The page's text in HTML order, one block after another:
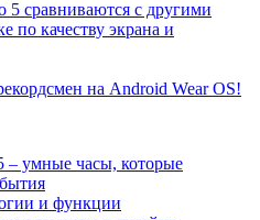
5 сравниваются с другими
по качеству экрана и
на Android Wear OS!
– умные часы, которые
и функции